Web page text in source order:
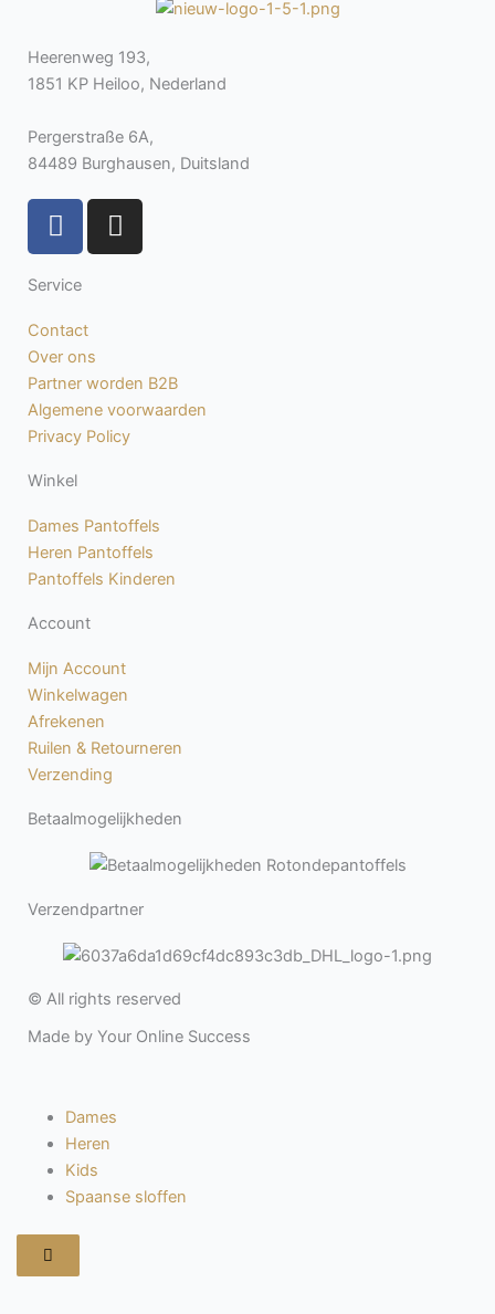
Heerenweg 193,
1851 KP Heiloo, Nederland
Pergerstraße 6A,
84489 Burghausen, Duitsland
F
a
e
b
o
o
k
-
I
n
r
a
m
Service
Contact
Over ons
Partner worden B2B
Algemene voorwaarden
Privacy Policy
Winkel
Dames Pantoffels
Heren Pantoffels
Pantoffels Kinderen
Account
Mijn Account
Winkelwagen
Afrekenen
Ruilen & Retourneren
Verzending
Betaalmogelijkheden
Verzendpartner
© All rights reserved
Made by Your Online Success
Dames
Heren
Kids
Spaanse sloffen
Hamburger
toggle